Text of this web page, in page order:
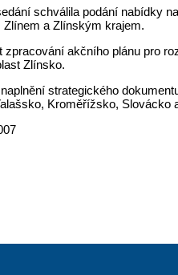
schválila podání nabídky
a Zlínským krajem.
zpracování akčního plánu pro
Zlínsko.
strategického
Kroměřížsko, Slovácko